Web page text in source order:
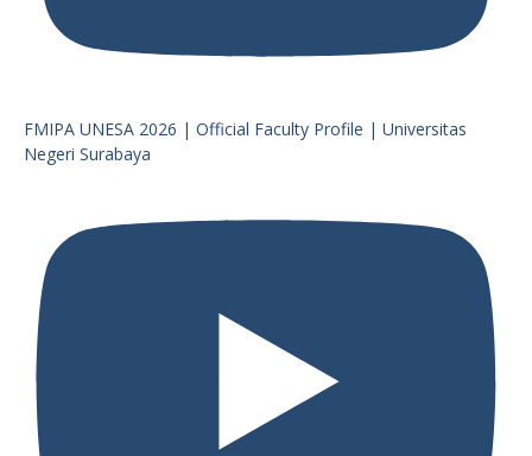
FMIPA UNESA 2026 | Official Faculty Profile | Universitas
Negeri Surabaya